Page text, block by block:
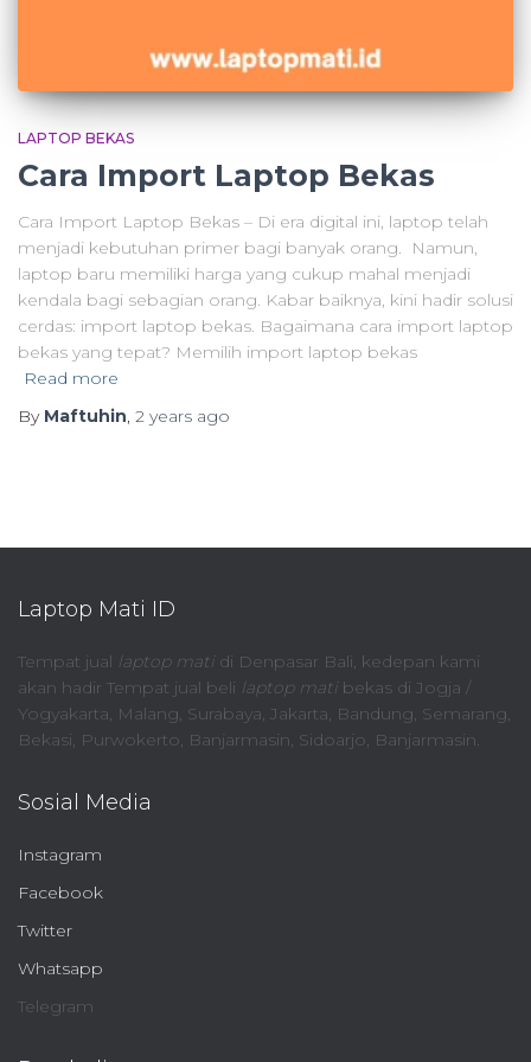
LAPTOP BEKAS
Cara Import Laptop Bekas
Cara Import Laptop Bekas – Di era digital ini, laptop telah
menjadi kebutuhan primer bagi banyak orang. Namun,
laptop baru memiliki harga yang cukup mahal menjadi
kendala bagi sebagian orang. Kabar baiknya, kini hadir solusi
cerdas: import laptop bekas. Bagaimana cara import laptop
bekas yang tepat? Memilih import laptop bekas
Read more
By Maftuhin, 2 years ago
Laptop Mati ID
Tempat jual laptop matidi Denpasar Bali, kedepan kami
akan hadir Tempat jual beli laptop matibekas di Jogja /
Yogyakarta, Malang, Surabaya, Jakarta, Bandung, Semarang,
Bekasi, Purwokerto, Banjarmasin, Sidoarjo, Banjarmasin.
Sosial Media
Instagram
Facebook
Twitter
Whatsapp
Telegram